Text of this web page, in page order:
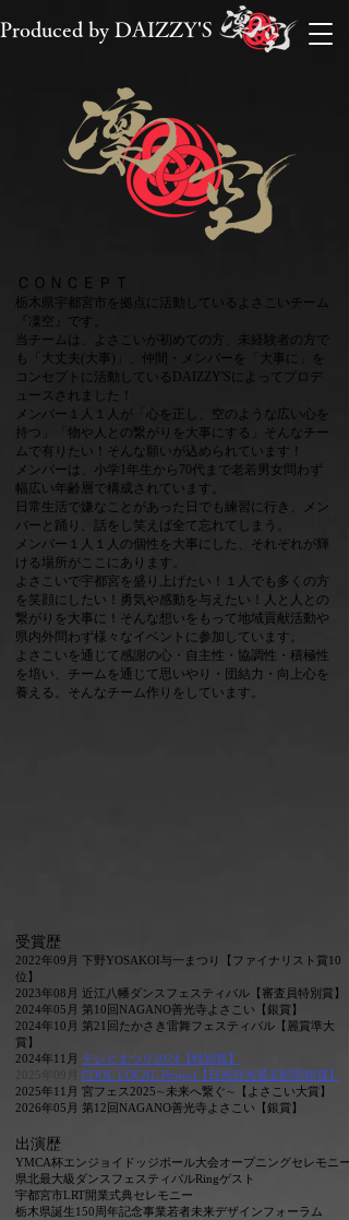
Produced by DAIZZY'S
​ＣＯＮＣＥＰＴ
栃木県宇都宮市を拠点に活動しているよさこいチーム
『凜空』です。
当チームは、よさこいが初めての方、未経験者の方で
も「大丈夫(大事)」、仲間・メンバーを「大事に」を
コンセプトに活動しているDAIZZY'Sによってプロデ
ュースされました！
メンバー１人１人が「心を正し、空のような広い心を
持つ」「物や人との繋がりを大事にする」そんなチー
ムで有りたい！そんな願いが込められています！
メンバーは、小学1年生から70代まで老若男女問わず
幅広い年齢層で構成されています。
日常生活で嫌なことがあった日でも練習に行き、メン
バーと踊り、話をし笑えば全て忘れてしまう。
メンバー１人１人の個性を大事にした、それぞれが輝
ける場所がここにあります。
よさこいで宇都宮を盛り上げたい！１人でも多くの方
を笑顔にしたい！勇気や感動を与えたい！人と人との
繋がりを大事に！そんな想いをもって地域貢献活動や
県内外問わず様々なイベントに参加しています。
​よさこいを通じて感謝の心・自主性・協調性・積極性
を培い、チームを通じて思いやり・団結力・向上心を
養える。そんなチーム作りをしています。
受賞歴
2022年09月 下野YOSAKOI与一まつり【ファイナリスト賞10
位】
2023年08月 近江八幡ダンスフェスティバル【審査員特別賞】​
2024年05月 ​第10回NAGANO善光寺よさこい【銀賞】
​2024年10月 第21回たかさき雷舞フェスティバル【麗賞準大
賞】
2024年11月 テレどまつり2024【特別賞】
COOL LOCAL Project【日光日光甚五郎煎餅賞】
2025年11月 宮フェス2025∼未来へ繋ぐ∼【よさこい大賞】
2026年05月 第12回NAGANO善光寺よさこい【銀賞】
出演歴
YMCA杯エンジョイドッジボール大会オープニングセレモニー
県北最大級ダンスフェスティバルRingゲスト
宇都宮市LRT開業式典セレモニー
​栃木県誕生150周年記念事業若者未来デザインフォーラム